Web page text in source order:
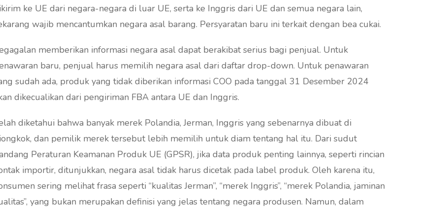
ke UE dari negara-negara di luar UE, serta ke Inggris dari UE dan semua negara lain,
sekarang wajib mencantumkan negara asal barang. Persyaratan baru ini terkait dengan bea cukai.
memberikan informasi negara asal dapat berakibat serius bagi penjual. Untuk
baru, penjual harus memilih negara asal dari daftar drop-down. Untuk penawaran
sudah ada, produk yang tidak diberikan informasi COO pada tanggal 31 Desember 2024
dikecualikan dari pengiriman FBA antara UE dan Inggris.
diketahui bahwa banyak merek Polandia, Jerman, Inggris yang sebenarnya dibuat di
dan pemilik merek tersebut lebih memilih untuk diam tentang hal itu. Dari sudut
Peraturan Keamanan Produk UE (GPSR), jika data produk penting lainnya, seperti rincian
importir, ditunjukkan, negara asal tidak harus dicetak pada label produk. Oleh karena itu,
sering melihat frasa seperti “kualitas Jerman”, “merek Inggris”, “merek Polandia, jaminan
yang bukan merupakan definisi yang jelas tentang negara produsen. Namun, dalam